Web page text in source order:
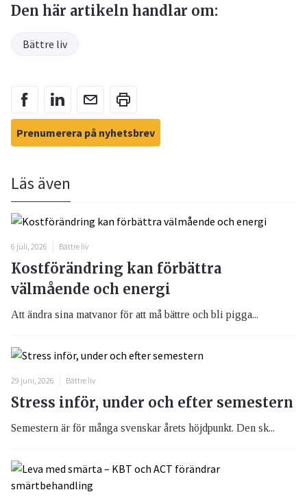
Den här artikeln handlar om:
Bättre liv
Prenumerera på nyhetsbrev
Läs även
6 juli, 2026 Bättre liv
Kostförändring kan förbättra
välmående och energi
Att ändra sina matvanor för att må bättre och bli pigga...
29 juni, 2026 Bättre liv
Stress inför, under och efter semestern
Semestern är för många svenskar årets höjdpunkt. Den sk...